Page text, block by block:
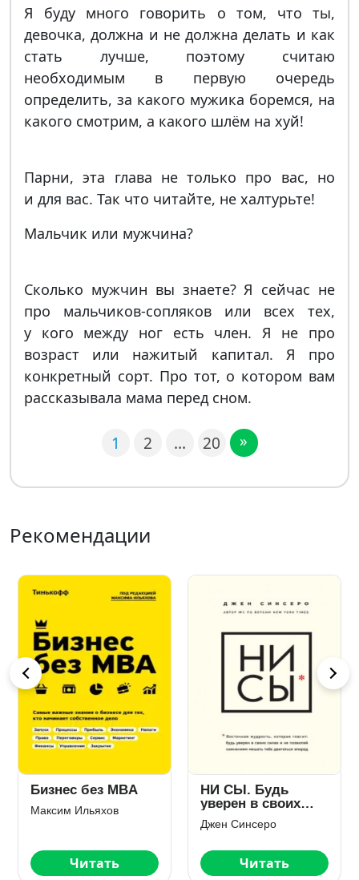
Я буду много говорить о том, что ты,
девочка, должна и не должна делать и как
стать лучше, поэтому считаю
необходимым в первую очередь
определить, за какого мужика боремся, на
какого смотрим, а какого шлём на хуй!
Парни, эта глава не только про вас, но
и для вас. Так что читайте, не халтурьте!
Мальчик или мужчина?
Сколько мужчин вы знаете? Я сейчас не
про мальчиков-сопляков или всех тех,
у кого между ног есть член. Я не про
возраст или нажитый капитал. Я про
конкретный сорт. Про тот, о котором вам
рассказывала мама перед сном.
1 2 … 20 »
Рекомендации
Карта культурных
различий. Как
люди думают,
в международной
среде Читать
Важные годы.
Почему не стоит
откладывать
жизнь на потом
Мэг Джей
Читать